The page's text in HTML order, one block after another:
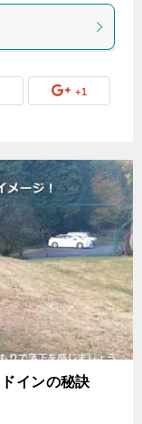
+1
インの秘訣